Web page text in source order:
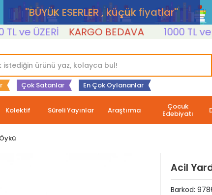
''BÜYÜK ESERLER , küçük fiyatlar''
ve ÜZERİ KARGO BEDAVA 1000 TL ve
Çok Satanlar En Çok Oylananlar
Kolektif Süreli Yayınlar Araştırma Çocuk
Edebiyatı
Acil
Barkod: